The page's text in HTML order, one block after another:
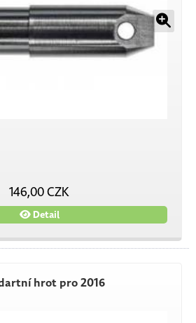
146,00 CZK
Detail
hrot pro 2016